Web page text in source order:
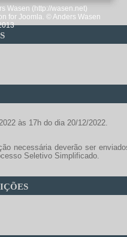
às 17h do dia 20/12/2022.
necessária deverão ser
Seletivo Simplificado.
Wasen (http://wasen.net)
for Joomla. © Anders Wasen